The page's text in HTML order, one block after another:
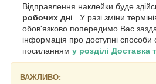
Відправлення наклейки буде
робочих дні . У разі зміни
обов'язково попередимо Вас
інформація про доступні способи
посиланням у розділі Доставка
ВАЖЛИВО: